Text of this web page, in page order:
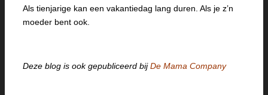
Als tienjarige kan een vakantiedag lang duren. Als je z’n
moeder bent ook.
Deze blog is ook gepubliceerd bijDe Mama Company